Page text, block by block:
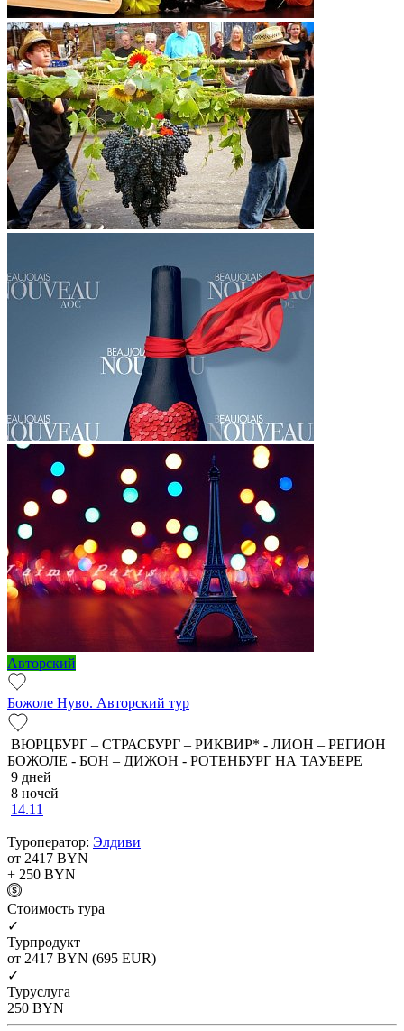
Авторский
Божоле Нуво. Авторский тур
ВЮРЦБУРГ – СТРАСБУРГ – РИКВИР* - ЛИОН – РЕГИОН
БОЖОЛЕ - БОН – ДИЖОН - РОТЕНБУРГ НА ТАУБЕРЕ
9 дней
8 ночей
14.11
Туроператор: Элдиви
от 2417 BYN
+ 250 BYN
Cтоимость тура
✓
Турпродукт
от 2417 BYN (695 EUR)
✓
Туруслуга
250 BYN